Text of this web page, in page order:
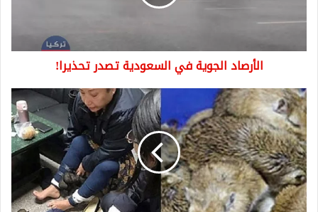
الأرصاد الجوية في السعودية تصدر تحذيرا!
محاكمة
امرأة
عجوز
هربت
24
فأرًا
داخل
سروالها